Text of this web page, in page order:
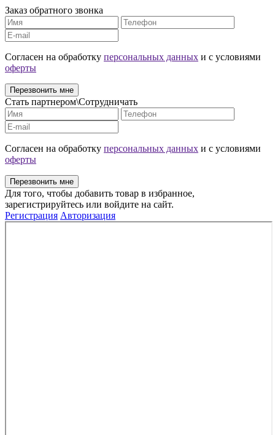
Заказ обратного звонка
Cогласен на обработку персональных данных и с условиями
оферты
Перезвонить мне
Стать партнером\Сотрудничать
Cогласен на обработку персональных данных и с условиями
оферты
Перезвонить мне
Для того, чтобы добавить товар в избранное,
зарегистрируйтесь или войдите на сайт.
Регистрация Авторизация